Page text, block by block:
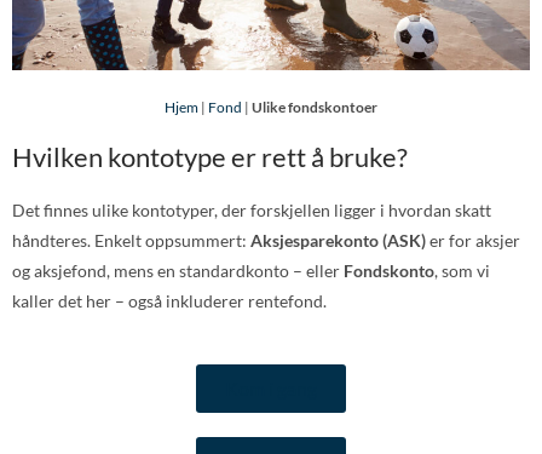
Hjem | Fond | Ulike fondskontoer
Hvilken kontotype er rett å bruke?
Det finnes ulike kontotyper, der forskjellen ligger i hvordan skatt
håndteres. Enkelt oppsummert: Aksjesparekonto (ASK)er for aksjer
og aksjefond, mens en standardkonto – eller Fondskonto, som vi
kaller det her – også inkluderer rentefond.